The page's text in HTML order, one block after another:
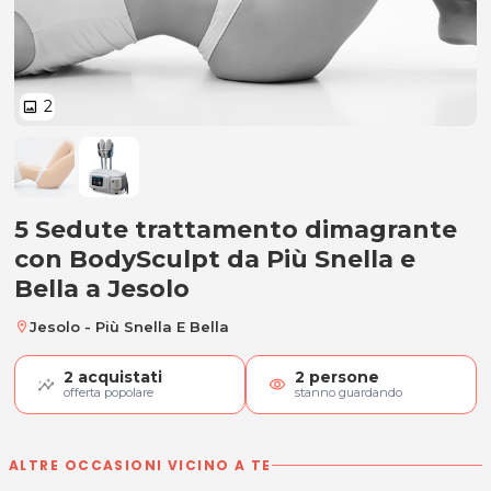
image 2
5 Sedute trattamento
5 Sedute trattamento dimagrante
con BodySculpt da Più Snella e
Bella a Jesolo
location_on Jesolo - Più Snella E Bella
2 acquistati
offerta popolare visibility 2 persone
stanno guardando
ALTRE OCCASIONI VICINO A TE